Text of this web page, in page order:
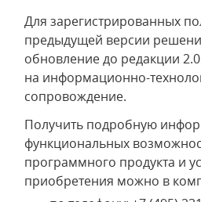
Для зарегистрированных
предыдущей версии
обновление до редакции
на информационно-
сопровождение.
Получить подробную
функциональных
программного продукта и
приобретения можно в